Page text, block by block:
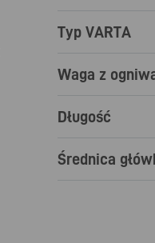
Typ VARTA
Waga z
Długość
Średnica